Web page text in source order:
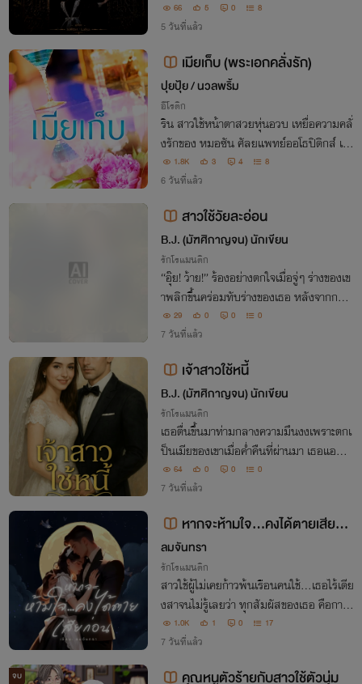
66 5 0 8
5 วันที่แล้ว
เมียเก็บ (พระเอกคลั่งรัก)
ปุยปุ้ย / นวลพริ้ม
อีโรติก
ริน สาวใช้หน้าตาสวยหุ่นอวบ เหยื่อความคลั่
งรักของ หมอซัน ศัลยแพทย์ออโธปิดิกส์ เจ้า
นายที่แอบหลงสาวใช้คนนี้อย่างบ้าคลั่ง ภาย
ใต้ความสุภาพใจดีของเขานั้นซ่อนความรักรุ
1.8K 3 4 8
6 วันที่แล้ว
สาวใช้วัยละอ่อน
B.J. (มัฑศิกาญจน) นักเขียน
รักโรแมนติก
“อุ๊ย! ว้าย!” ร้องอย่างตกใจเมื่อจู่ๆ ร่างของเข
าพลิกขึ้นคร่อมทับร่างของเธอ หลังจากกระตุ
กร่างเธอให้ล้มลงไปบนเตียงกว้าง “จะทำอะไ
ร” เขาถามเสียงดุ ดวงตาของเขาแดงก่ำเพรา
ะผ่านการดื่มมาเยอะ “จะปลดเสื้อผ้าของค
29 0 0 0
7 วันที่แล้ว
เจ้าสาวใช้หนี้
B.J. (มัฑศิกาญจน) นักเขียน
รักโรแมนติก
เธอตื่นขึ้นมาท่ามกลางความมึนงงเพราะตกเ
ป็นเมียของเขาเมื่อค่ำคืนที่ผ่านมา เธอแอบช
อบเขาเพราะเขาเป็นเพื่อนที่ดีของพี่ชาย แต่ไ
ม่ใช่ในลักษณะนี้สิ รุจิรดายิ่งตกใจจนแทบช็อ
64 0 0 0
7 วันที่แล้ว
หากจะห้ามใจ...คงได้ตายเสียก่อ
น
ลมจันทรา
รักโรแมนติก
สาวใช้ผู้ไม่เคยก้าวพ้นเรือนคนใช้...เธอไร้เดีย
งสาจนไม่รู้เลยว่า ทุกสัมผัสของเธอ คือการ
ทรมานคุณชายพ่อหม้ายผู้ตายด้าน ให้ต้องกั
ดฟันข่มใจ...แต่ยิ่งฝืนเท่าไร ก็ยิ่งอยากครอบ
1.0K 1 0 17
7 วันที่แล้ว
จบ คุณหนูตัวร้ายกับสาวใช้ตัวนุ่ม